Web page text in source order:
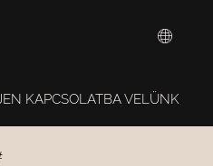
KAPCSOLATBA VELÜNK